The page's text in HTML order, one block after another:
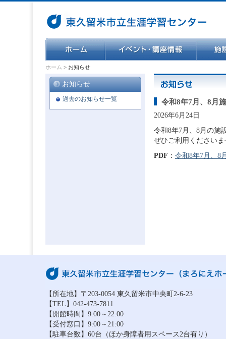
ホーム > お知らせ
令和8年7月、8月
2026年6月24日
令和8年7月、8月の施
ぜひご利用くださいま
PDF ： 令和8年7月、8
お知らせ
過去のお知らせ一覧
【所在地】〒203-0054 東久留米市中央町2-6-23
【TEL】042-473-7811
【開館時間】9:00～22:00
【受付窓口】9:00～21:00
【駐車台数】60台（ほか身障者用スペース2台有り）